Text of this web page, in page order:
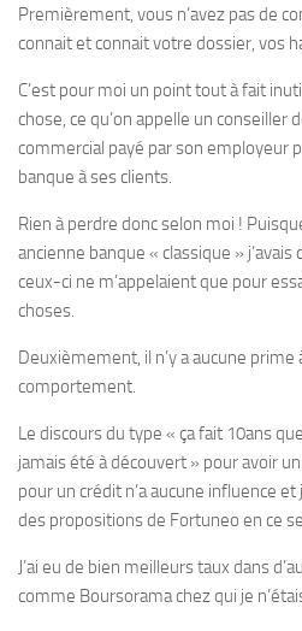
Premièrement, vous n’avez pas de
connait et connait votre dossier, vos
C’est pour moi un point tout à fait
chose, ce qu’on appelle un conseiller
commercial payé par son employeur
banque à ses clients.
Rien à perdre donc selon moi !
ancienne banque « classique »
ceux-ci ne m’appelaient que pour
choses.
Deuxièmement, il n’y a aucune prime
comportement.
Le discours du type « ça fait 10ans
jamais été à découvert » pour avoir
pour un crédit n’a aucune influence
des propositions de Fortuneo en ce
J’ai eu de bien meilleurs taux dans
comme Boursorama chez qui je